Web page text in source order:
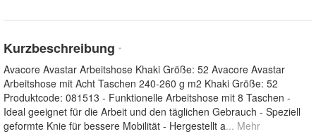
Kurzbeschreibung *
Avacore Avastar Arbeitshose Khaki Größe: 52 Avacore Avastar
Arbeitshose mit Acht Taschen 240-260 g m2 Khaki Größe: 52
Produktcode: 081513 - Funktionelle Arbeitshose mit 8 Taschen -
Ideal geeignet für die Arbeit und den täglichen Gebrauch - Speziell
geformte Knie für bessere Mobilität - Hergestellt a... Mehr